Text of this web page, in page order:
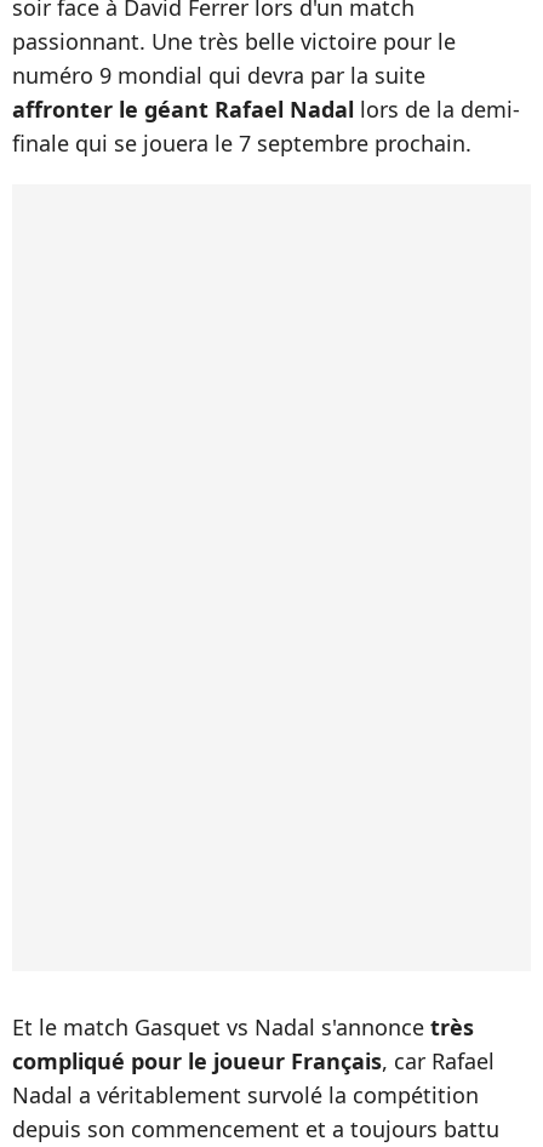
soir face à David Ferrer lors d'un match
passionnant. Une très belle victoire pour le
numéro 9 mondial qui devra par la suite
affronter le géant Rafael Nadal lors de la demi-
finale qui se jouera le 7 septembre prochain.
Et le match Gasquet vs Nadal s'annonce très
compliqué pour le joueur Français, car Rafael
Nadal a véritablement survolé la compétition
depuis son commencement et a toujours battu